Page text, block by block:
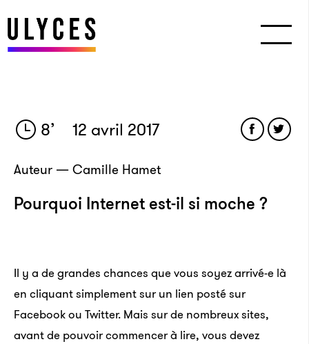
8’ 12 avril 2017
Auteur — Camille Hamet
Pourquoi Internet est-il si moche ?
Il y a de grandes chances que vous soyez arrivé-e là
en cliquant simplement sur un lien posté sur
Facebook ou Twitter. Mais sur de nombreux sites,
avant de pouvoir commencer à lire, vous devez